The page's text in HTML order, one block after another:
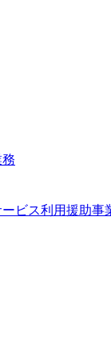
ビス利用援助事